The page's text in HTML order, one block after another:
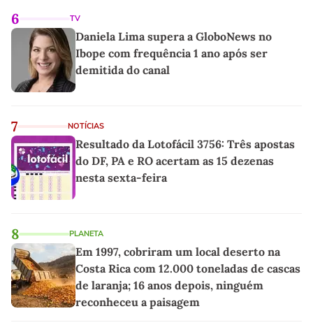
6 TV
Daniela Lima supera a GloboNews no
Ibope com frequência 1 ano após ser
demitida do canal
7 NOTÍCIAS
Resultado da Lotofácil 3756: Três apostas
do DF, PA e RO acertam as 15 dezenas
nesta sexta-feira
8 PLANETA
Em 1997, cobriram um local deserto na
Costa Rica com 12.000 toneladas de cascas
de laranja; 16 anos depois, ninguém
reconheceu a paisagem